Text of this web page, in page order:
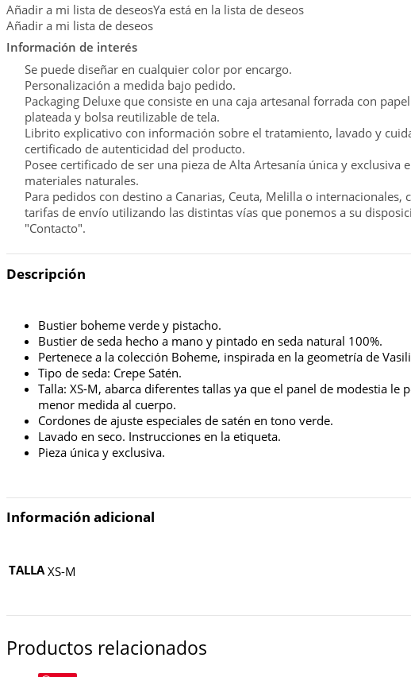
Añadir a mi lista de deseosYa está en la lista de deseos
Añadir a mi lista de deseos
Información de interés
Se puede diseñar en cualquier color por encargo.
Personalización a medida bajo pedido.
Packaging Deluxe que consiste en una caja artesanal forrada con
plateada y bolsa reutilizable de tela.
Librito explicativo con información sobre el tratamiento, lavado y
certificado de autenticidad del producto.
Posee certificado de ser una pieza de Alta Artesanía única y exclusiva
materiales naturales.
Para pedidos con destino a Canarias, Ceuta, Melilla o internacionales,
tarifas de envío utilizando las distintas vías que ponemos a su
"Contacto".
Descripción
Bustier boheme verde y pistacho.
Bustier de seda hecho a mano y pintado en seda natural 100%.
Pertenece a la colección Boheme, inspirada en la geometría de
Tipo de seda: Crepe Satén.
Talla: XS-M, abarca diferentes tallas ya que el panel de modestia le
menor medida al cuerpo.
Cordones de ajuste especiales de satén en tono verde.
Lavado en seco. Instrucciones en la etiqueta.
Pieza única y exclusiva.
Información adicional
TALLA XS-M
Productos relacionados